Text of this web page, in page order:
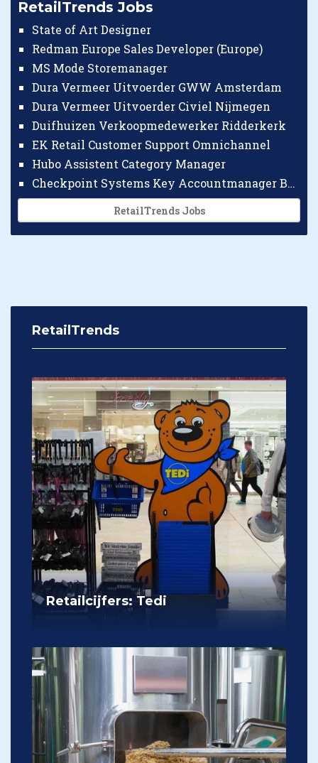
RetailTrends Jobs
State of Art Designer
Redman Europe Sales Developer (Europe)
MS Mode Storemanager
Dura Vermeer Uitvoerder GWW Amsterdam
Dura Vermeer Uitvoerder Civiel Nijmegen
Duifhuizen Verkoopmedewerker Ridderkerk
EK Retail Customer Support Omnichannel
Hubo Assistent Category Manager
Checkpoint Systems Key Accountmanager Benelux
RetailTrends Jobs
RetailTrends
Retailcijfers: Tedi